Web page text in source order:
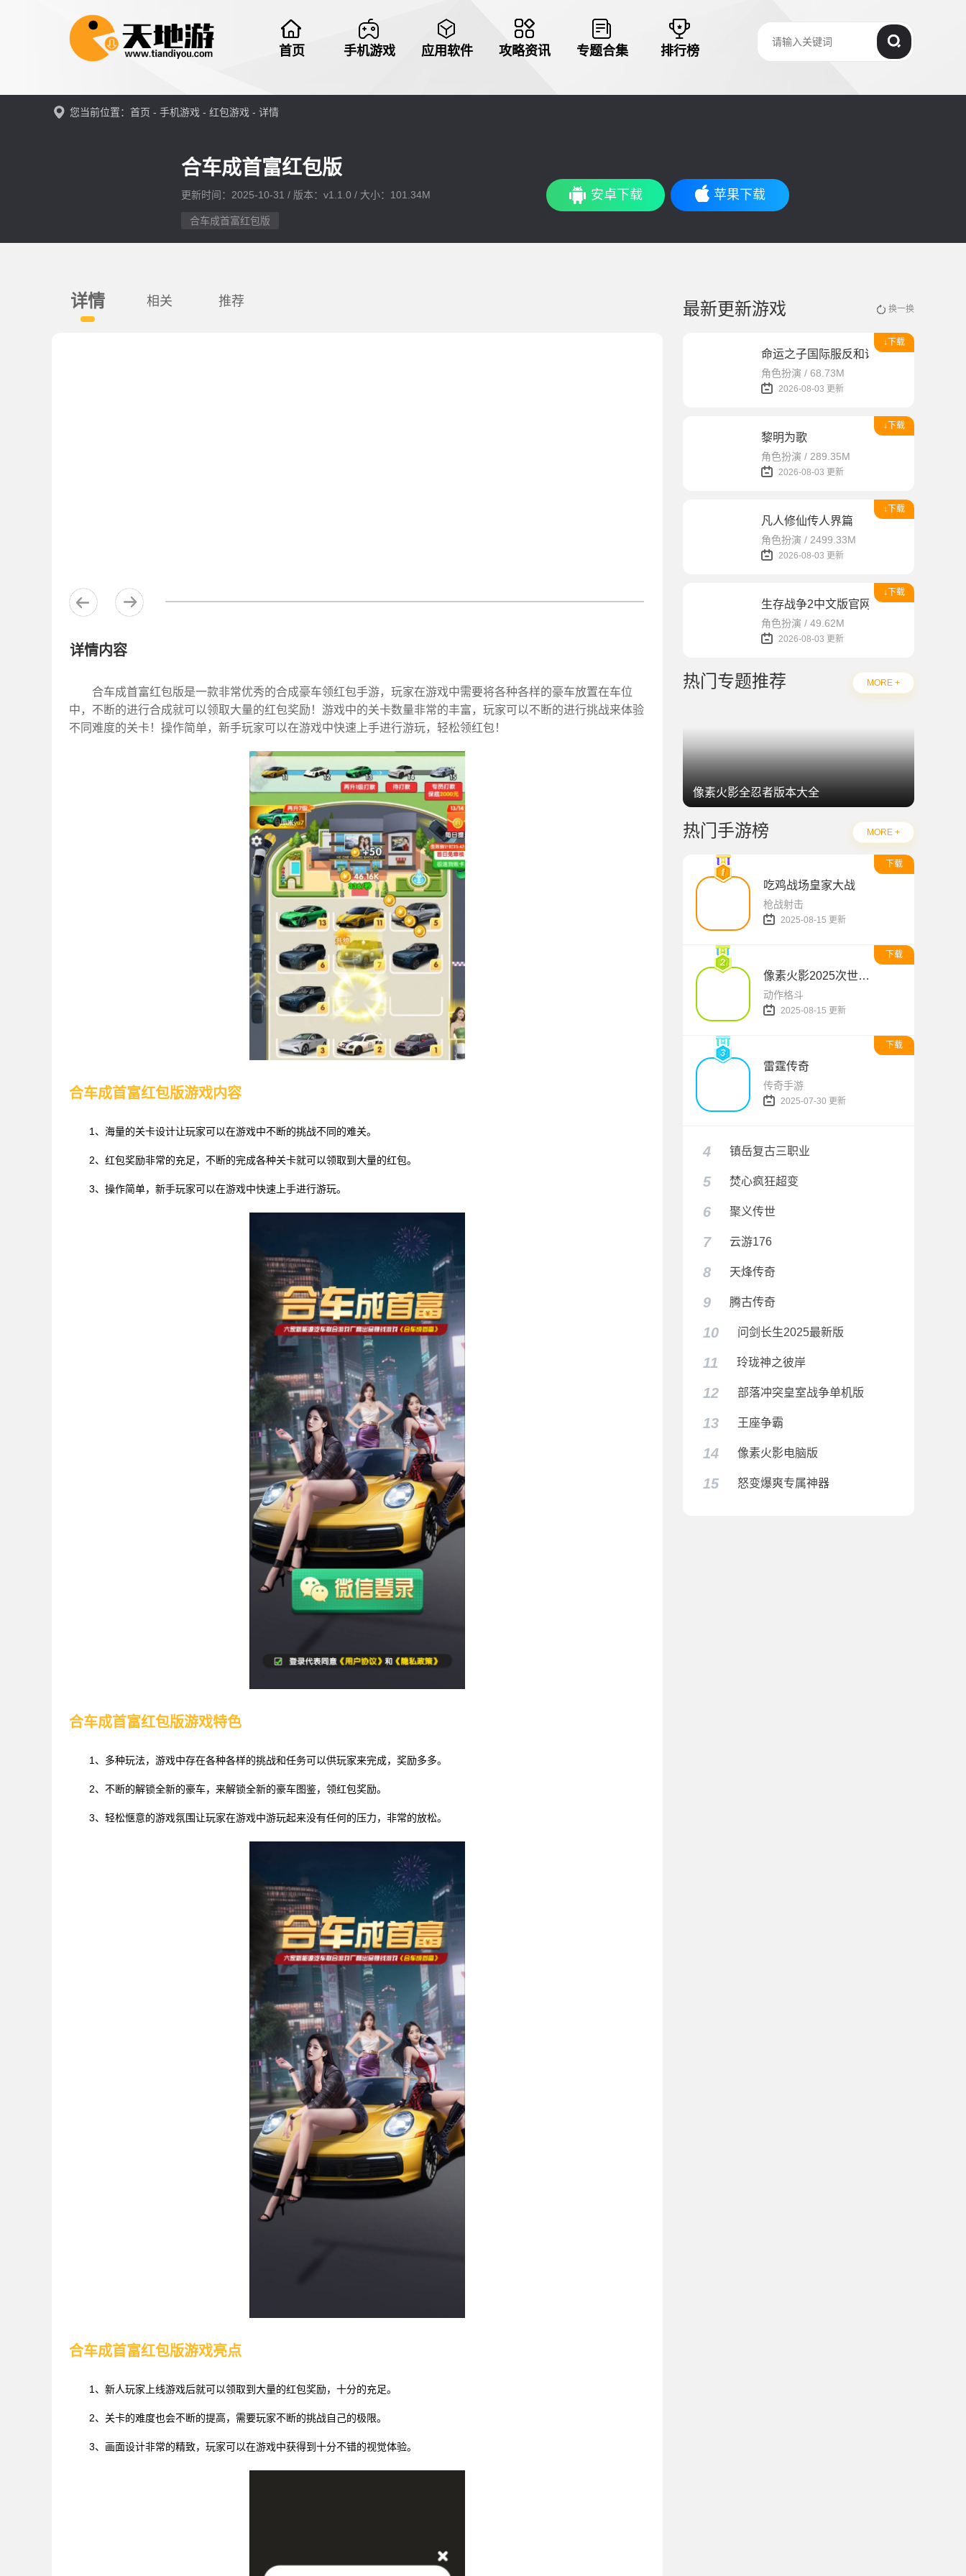
首页 手机游戏 应用软件 攻略资讯 专题合集 排行榜
您当前位置： 首页 - 手机游戏 - 红包游戏 - 详情
合车成首富红包版
更新时间：2025-10-31 / 版本：v1.1.0 / 大小：101.34M
合车成首富红包版
安卓下载 苹果下载
详情 相关 推荐
详情内容
合车成首富红包版是一款非常优秀的合成豪车领红包手游，玩家在游戏中需要将各种各样的豪车放置在车位
中，不断的进行合成就可以领取大量的红包奖励！游戏中的关卡数量非常的丰富，玩家可以不断的进行挑战来体验
不同难度的关卡！操作简单，新手玩家可以在游戏中快速上手进行游玩，轻松领红包！
合车成首富红包版游戏内容
1、海量的关卡设计让玩家可以在游戏中不断的挑战不同的难关。
2、红包奖励非常的充足，不断的完成各种关卡就可以领取到大量的红包。
3、操作简单，新手玩家可以在游戏中快速上手进行游玩。
合车成首富红包版游戏特色
1、多种玩法，游戏中存在各种各样的挑战和任务可以供玩家来完成，奖励多多。
2、不断的解锁全新的豪车，来解锁全新的豪车图鉴，领红包奖励。
3、轻松惬意的游戏氛围让玩家在游戏中游玩起来没有任何的压力，非常的放松。
合车成首富红包版游戏亮点
1、新人玩家上线游戏后就可以领取到大量的红包奖励，十分的充足。
2、关卡的难度也会不断的提高，需要玩家不断的挑战自己的极限。
3、画面设计非常的精致，玩家可以在游戏中获得到十分不错的视觉体验。
最新更新游戏 换一换
↓下载
命运之子国际服反和谐版
角色扮演 / 68.73M
2026-08-03 更新
↓下载
黎明为歌
角色扮演 / 289.35M
2026-08-03 更新
↓下载
凡人修仙传人界篇
角色扮演 / 2499.33M
2026-08-03 更新
↓下载
生存战争2中文版官网版
角色扮演 / 49.62M
2026-08-03 更新
热门专题推荐 MORE +
像素火影全忍者版本大全
热门手游榜 MORE +
下载
吃鸡战场皇家大战
枪战射击
2025-08-15 更新
下载
像素火影2025次世代1.20版本
动作格斗
2025-08-15 更新
下载
雷霆传奇
传奇手游
2025-07-30 更新
4 镇岳复古三职业
5 焚心疯狂超变
6 聚义传世
7 云游176
8 天烽传奇
9 腾古传奇
10 问剑长生2025最新版
11 玲珑神之彼岸
12 部落冲突皇室战争单机版
13 王座争霸
14 像素火影电脑版
15 怒变爆爽专属神器